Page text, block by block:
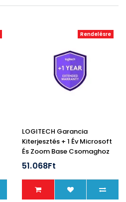
Rendelésre
LOGITECH Garancia
Kiterjesztés + 1 Év Microsoft
És Zoom Base Csomaghoz
51.068Ft